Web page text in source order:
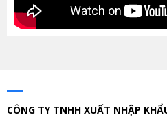
CÔNG TY TNHH XUẤT NHẬP